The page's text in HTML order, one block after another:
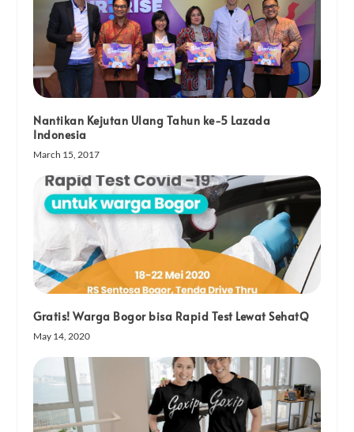
Nantikan Kejutan Ulang Tahun ke-5 Lazada
Indonesia
March 15, 2017
Gratis! Warga Bogor bisa Rapid Test Lewat SehatQ
May 14, 2020